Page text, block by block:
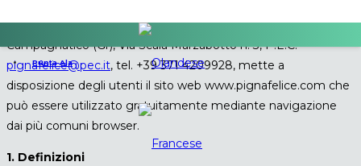
Punta Ala
FRNKMI75B24Z112U e P. Iva 01631390539, con sede in
Campagnatico (Gr), Via Scala Marzabotto n. 3, P.E.C.
pignafelice@pec.it, tel. +39 371 4209928, mette a
disposizione degli utenti il sito web www.pignafelice.com che
può essere utilizzato gratuitamente mediante navigazione
dai più comuni browser.
1. Definizioni